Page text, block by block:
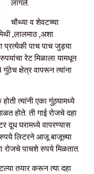
लागले.
चौथ्या व शेवटच्या
,लालमाठ ,अशा
प्रत्येकी पाच पाच जुड्या
रेट मिळाला यामधून
क्षेत्र वापरून त्यांना
त्यांनी एका गुंठ्यामध्ये
होते. ती गाई रोजचे दहा
दूध घरामध्ये वापरण्यास
लिटरने आजू बाजूच्या
रोजचे पाचशे रुपये मिळतात.
तयार करून त्या दहा